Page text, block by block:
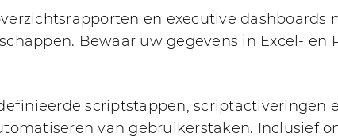
en executive
Bewaar uw gegevens in Excel- en
scriptstappen, scriptactiveringen
van gebruikerstaken. Inclusief